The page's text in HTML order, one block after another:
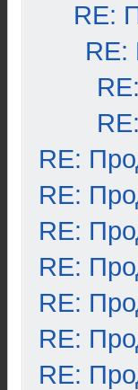
RE:
RE:
RE:
RE:
RE:
RE:
RE:
RE:
RE: